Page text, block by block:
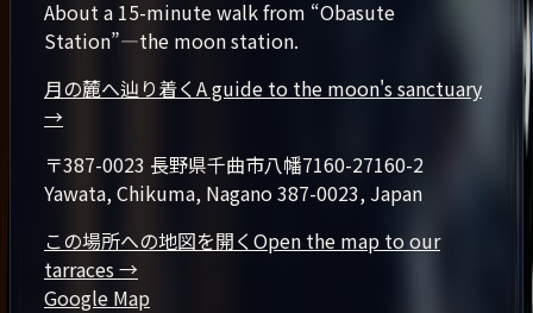
About a 15-minute walk from “Obasute
Station”—the moon station.
月の麓へ辿り着くA guide to the moon's sanctuary
→
〒387-0023 長野県千曲市八幡7160-27160-2
Yawata, Chikuma, Nagano 387-0023, Japan
この場所への地図を開くOpen the map to our
tarraces→
Google Map